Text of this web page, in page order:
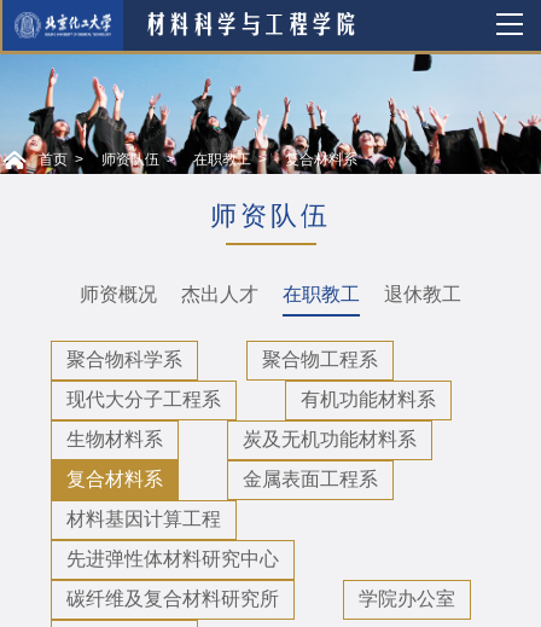
首页 师资队伍 在职教工 复合材料系
师资队伍
师资概况 杰出人才 在职教工 退休教工
聚合物科学系
聚合物工程系
现代大分子工程系
有机功能材料系
生物材料系
炭及无机功能材料系
复合材料系
金属表面工程系
材料基因计算工程
先进弹性体材料研究中心
碳纤维及复合材料研究所
学院办公室